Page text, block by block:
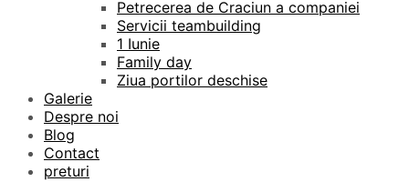
Petrecerea de Craciun a companiei
Servicii teambuilding
1 Iunie
Family day
Ziua portilor deschise
Galerie
Despre noi
Blog
Contact
preturi